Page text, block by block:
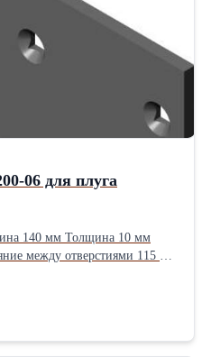
06 для плуга
140 мм Толщина 10 мм
между отверстиями 115 мм